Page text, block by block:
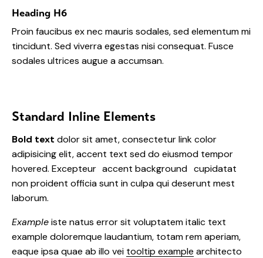
Heading H6
Proin faucibus ex nec mauris sodales, sed elementum mi
tincidunt. Sed viverra egestas nisi consequat. Fusce
sodales ultrices augue a accumsan.
Standard Inline Elements
Bold text dolor sit amet, consecteturlink color
adipisicing elit, accent text sed do eiusmod tempor
hovered. Excepteur accent background cupidatat
non proident officia sunt in culpa qui deserunt mest
laborum.
Exampleiste natus error sit voluptatem italic text
example doloremque laudantium, totam rem aperiam,
eaque ipsa quae ab illo vei tooltip example architecto